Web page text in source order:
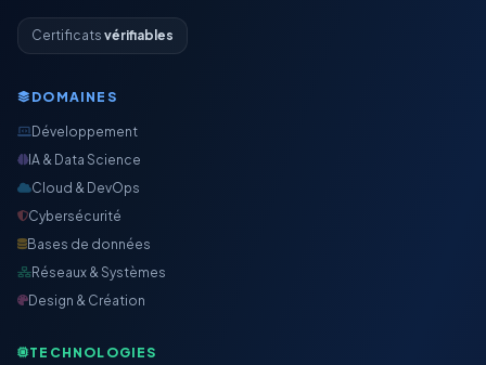
Certificats vérifiables
DOMAINES
Développement
IA & Data Science
Cloud & DevOps
Cybersécurité
Bases de données
Réseaux & Systèmes
Design & Création
TECHNOLOGIES